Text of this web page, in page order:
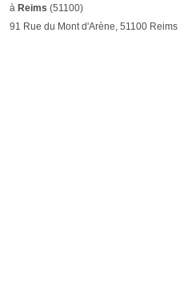
à Reims (51100)
91 Rue du Mont d'Arène, 51100 Reims